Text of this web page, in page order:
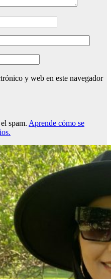
y web en este navegador
spam. Aprende cómo se